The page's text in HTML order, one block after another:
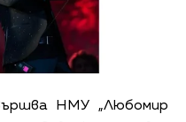
НМУ „Любомир